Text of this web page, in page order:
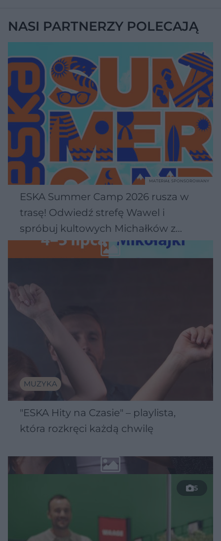
NASI PARTNERZY POLECAJĄ
ESKA Summer Camp 2026 rusza w
trasę! Odwiedź strefę Wawel i
spróbuj kultowych Michałków z
Wawelu
MATERIAŁ SPONSOROWANY
MUZYKA
"ESKA Hity na Czasie" – playlista,
która rozkręci każdą chwilę
5